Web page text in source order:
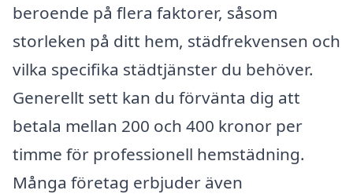
beroende på flera faktorer, såsom
storleken på ditt hem, städfrekvensen och
vilka specifika städtjänster du behöver.
Generellt sett kan du förvänta dig att
betala mellan 200 och 400 kronor per
timme för professionell hemstädning.
Många företag erbjuder även